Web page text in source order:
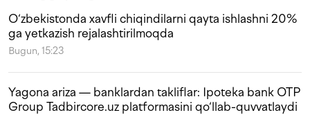
O‘zbekistonda xavfli chiqindilarni qayta ishlashni 20%
ga yetkazish rejalashtirilmoqda
Bugun, 15:23
Yagona ariza — banklardan takliflar: Ipoteka bank OTP
Group Tadbircore.uz platformasini qo‘llab-quvvatlaydi